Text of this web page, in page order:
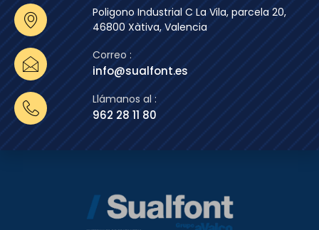
Poligono Industrial C La Vila, parcela 20,
46800 Xàtiva, Valencia
Correo :
info@sualfont.es
Llámanos al :
962 28 11 80